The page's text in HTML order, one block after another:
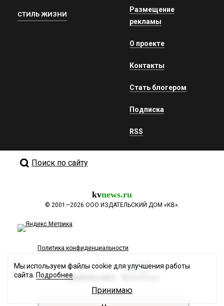
СТИЛЬ ЖИЗНИ
Размещение
рекламы
О проекте
Контакты
Стать блогером
Подписка
RSS
Поиск по сайту
kvnews.ru
© 2001—2026 ООО ИЗДАТЕЛЬСКИЙ ДОМ «КВ».
Политика конфиденциальности
Разработка сайта
Мы используем файлы cookie для улучшения работы
сайта. Подробнее
Принимаю